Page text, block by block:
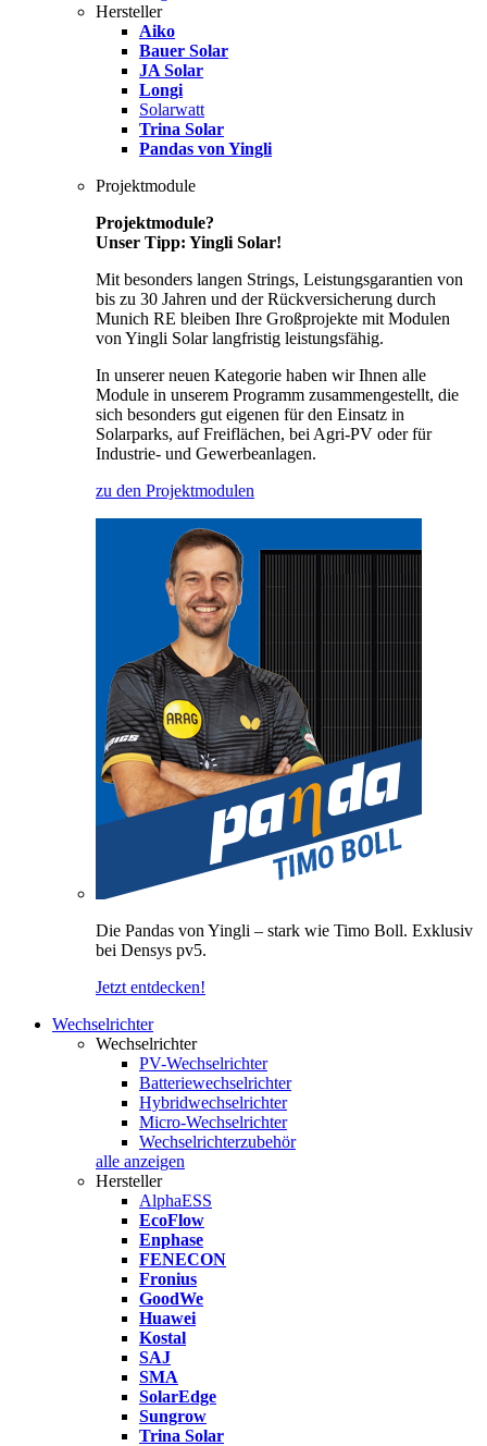
Hersteller
Aiko
Bauer Solar
JA Solar
Longi
Solarwatt
Trina Solar
Pandas von Yingli
Projektmodule
Projektmodule?
Unser Tipp: Yingli Solar!
Mit besonders langen Strings, Leistungsgarantien von
bis zu 30 Jahren und der Rückversicherung durch
Munich RE bleiben Ihre Großprojekte mit Modulen
von Yingli Solar langfristig leistungsfähig.
In unserer neuen Kategorie haben wir Ihnen alle
Module in unserem Programm zusammengestellt, die
sich besonders gut eigenen für den Einsatz in
Solarparks, auf Freiflächen, bei Agri-PV oder für
Industrie- und Gewerbeanlagen.
zu den Projektmodulen
Die Pandas von Yingli – stark wie Timo Boll. Exklusiv
bei Densys pv5.
Jetzt entdecken!
Wechselrichter
Wechselrichter
PV-Wechselrichter
Batteriewechselrichter
Hybridwechselrichter
Micro-Wechselrichter
Wechselrichterzubehör
alle anzeigen
Hersteller
AlphaESS
EcoFlow
Enphase
FENECON
Fronius
GoodWe
Huawei
Kostal
SAJ
SMA
SolarEdge
Sungrow
Trina Solar